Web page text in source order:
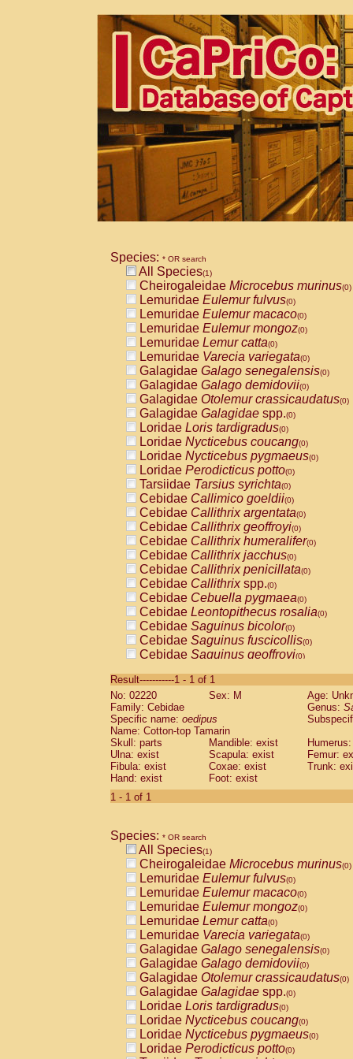
Species: * OR search
All Species(1)
Cheirogaleidae Microcebus murinus(0)
Lemuridae Eulemur fulvus(0)
Lemuridae Eulemur macaco(0)
Lemuridae Eulemur mongoz(0)
Lemuridae Lemur catta(0)
Lemuridae Varecia variegata(0)
Galagidae Galago senegalensis(0)
Galagidae Galago demidovii(0)
Galagidae Otolemur crassicaudatus(0)
Galagidae Galagidae spp.(0)
Loridae Loris tardigradus(0)
Loridae Nycticebus coucang(0)
Loridae Nycticebus pygmaeus(0)
Loridae Perodicticus potto(0)
Tarsiidae Tarsius syrichta(0)
Cebidae Callimico goeldii(0)
Cebidae Callithrix argentata(0)
Cebidae Callithrix geoffroyi(0)
Cebidae Callithrix humeralifer(0)
Cebidae Callithrix jacchus(0)
Cebidae Callithrix penicillata(0)
Cebidae Callithrixspp.(0)
Cebidae Cebuella pygmaea(0)
Cebidae Leontopithecus rosalia(0)
Cebidae Saguinus bicolor(0)
Cebidae Saguinus fuscicollis(0)
Cebidae Saguinus geoffroyi(0)
CebidaeSaguinus labiatus(0)
Cebidae Saguinus leucopus (0)
Cebidae
CebidaeSaguinus mystax
Cebidae Saguinus nigricollis (0)
Cebidae Saguinus oedipus
Cebidae Saguinus weddelli
Cebidae Saguinusspp.
Cebidae
CebidaeCebus capucinus
CebidaeCebus nigrivittatus
CebidaeCebus spp.(0)
CebidaeSaimiri boliviensis(0)
CebidaeSaimiri sciureus(0)
AtelidaeAlouatta caraya(0)
AtelidaeAlouatta fusca(0)
AtelidaeAlouatta seniculus(0)
AtelidaeAlouattaspp.(0)
AtelidaeAteles belzebuth(0)
AtelidaeAteles geoffroyi(0)
AtelidaeAteles paniscus(0)
AtelidaeAtelesspp.(0)
AtelidaeLagothrix lagothricha(0)
AtelidaeLagothrix lagothricha cana
PitheciidaeCacajao calvus
Result-----------1 - 1 of 1
No: 02220
Sex: M
Age:
Family: Cebidae
Genus:
Specific name: oedipus
Name: Cotton-top Tamarin
Skull: parts
Mandible: exist
Ulna: exist
Scapula: exist
Femur:
Fibula: exist
Coxae: exist
Trunk:
Hand: exist
Foot: exist
1 - 1 of 1
Species: * OR search
All Species(1)
Cheirogaleidae Microcebus murinus(0)
Lemuridae Eulemur fulvus(0)
Lemuridae Eulemur macaco(0)
Lemuridae Eulemur mongoz(0)
Lemuridae Lemur catta(0)
Lemuridae Varecia variegata(0)
Galagidae Galago senegalensis(0)
Galagidae Galago demidovii(0)
Galagidae Otolemur crassicaudatus(0)
Galagidae Galagidae spp.(0)
Loridae Loris tardigradus(0)
Loridae Nycticebus coucang(0)
Loridae Nycticebus pygmaeus(0)
Loridae Perodicticus potto(0)